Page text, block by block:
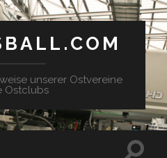
unserer Ostvereine
Ostclubs